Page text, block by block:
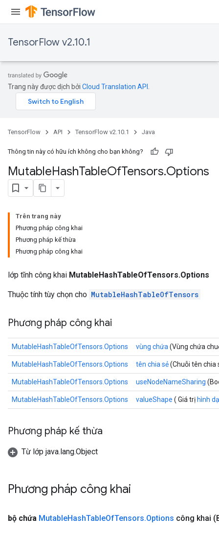
TensorFlow v2.10.1
Trang này được dịch bởi Cloud Translation API
TensorFlow API TensorFlow v2.10.1 Java
Thông tin này có hữu ích không cho bạn không?
MutableHashTableOfTensors.Options
Trên trang này
Phương pháp công khai
Phương pháp kế thừa
Phương pháp công khai
lớp tĩnh công khai MutableHashTableOfTensors.Options
Thuộc tính tùy chọn cho MutableHashTableOfTensors
Phương pháp công khai
MutableHashTableOfTensors.Options vùng chứa (Vùng chứa
MutableHashTableOfTensors.Options tên chia sẻ(Chuỗi tên chia
MutableHashTableOfTensors.Options useNodeNameSharing
MutableHashTableOfTensors.Options valueShape ( Giá trị hình
Phương pháp kế thừa
Từ lớp java.lang.Object
Phương pháp công khai
bộ chứa MutableHashTableOfTensors.Options công khai